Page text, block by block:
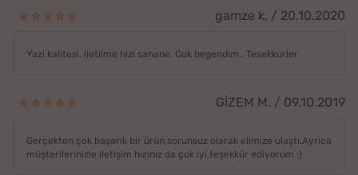
gamze k. / 20.10.2020
Yazi kalitesi, iletilme hizi sahane. Cok begendim.. Tesekkurler
GİZEM M. / 09.10.2019
Gerçekten çok başarılı bir ürün,sorunsuz olarak elimize ulaştı.Ayrıca
müşterilerinizle iletişim hızınız da çok iyi,teşekkür ediyorum :)